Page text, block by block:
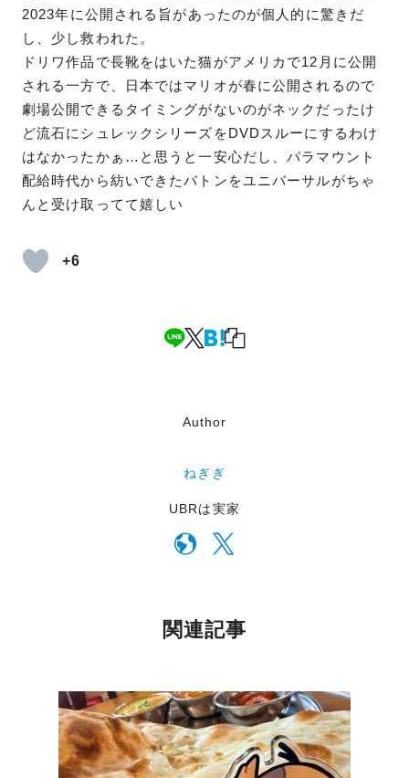
2023年に公開される旨があったのが個人的に驚きだ
し、少し救われた。
ドリワ作品で長靴をはいた猫がアメリカで12月に公開
される一方で、日本ではマリオが春に公開されるので
劇場公開できるタイミングがないのがネックだったけ
ど流石にシュレックシリーズをDVDスルーにするわけ
はなかったかぁ…と思うと一安心だし、パラマウント
配給時代から紡いできたバトンをユニバーサルがちゃ
んと受け取ってて嬉しい
+6
Author
ねぎぎ
UBRは実家
関連記事